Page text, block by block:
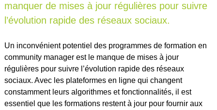
manquer de mises à jour régulières pour suivre
l’évolution rapide des réseaux sociaux.
Un inconvénient potentiel des programmes de formation en
community manager est le manque de mises à jour
régulières pour suivre l’évolution rapide des réseaux
sociaux. Avec les plateformes en ligne qui changent
constamment leurs algorithmes et fonctionnalités, il est
essentiel que les formations restent à jour pour fournir aux